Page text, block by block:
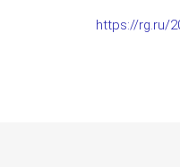
https://rg.ru/